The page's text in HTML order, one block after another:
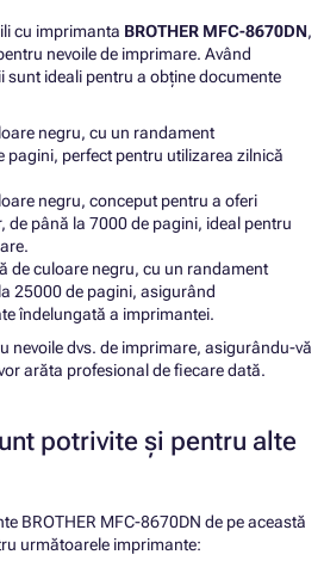
cu imprimanta BROTHER MFC-8670DN,
nevoile de imprimare. Având
sunt ideali pentru a obține documente
negru, cu un randament
pagini, perfect pentru utilizarea zilnică
negru, conceput pentru a oferi
de până la 7000 de pagini, ideal pentru
de culoare negru, cu un randament
25000 de pagini, asigurând
îndelungată a imprimantei.
nevoile dvs. de imprimare, asigurându-vă
arăta profesional de fiecare dată.
potrivite și pentru alte
BROTHER MFC-8670DN de pe această
următoarele imprimante: